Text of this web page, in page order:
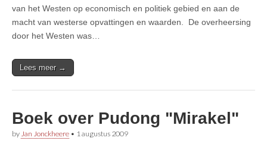
van het Westen op economisch en politiek gebied en aan de
macht van westerse opvattingen en waarden. De overheersing
door het Westen was…
Lees meer →
Boek over Pudong "Mirakel"
by Jan Jonckheere • 1 augustus 2009